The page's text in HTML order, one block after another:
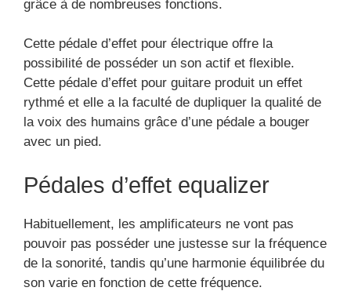
grâce à de nombreuses fonctions.
Cette pédale d’effet pour électrique offre la
possibilité de posséder un son actif et flexible.
Cette pédale d’effet pour guitare produit un effet
rythmé et elle a la faculté de dupliquer la qualité de
la voix des humains grâce d’une pédale a bouger
avec un pied.
Pédales d’effet equalizer
Habituellement, les amplificateurs ne vont pas
pouvoir pas posséder une justesse sur la fréquence
de la sonorité, tandis qu’une harmonie équilibrée du
son varie en fonction de cette fréquence.